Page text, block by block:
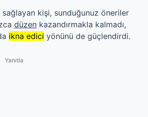
sağlayan kişi, sunduğunuz öneriler
düzen kazandırmakla kalmadı,
ikna edici yönünü de güçlendirdi.
Yanıtla